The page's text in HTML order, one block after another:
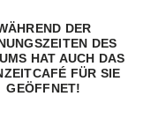
DER
DES
HAT AUCH DAS
FÜR SIE
GEÖFFNET!